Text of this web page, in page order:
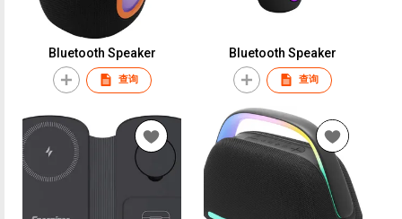
Bluetooth Speaker
查询
Bluetooth Speaker
查询